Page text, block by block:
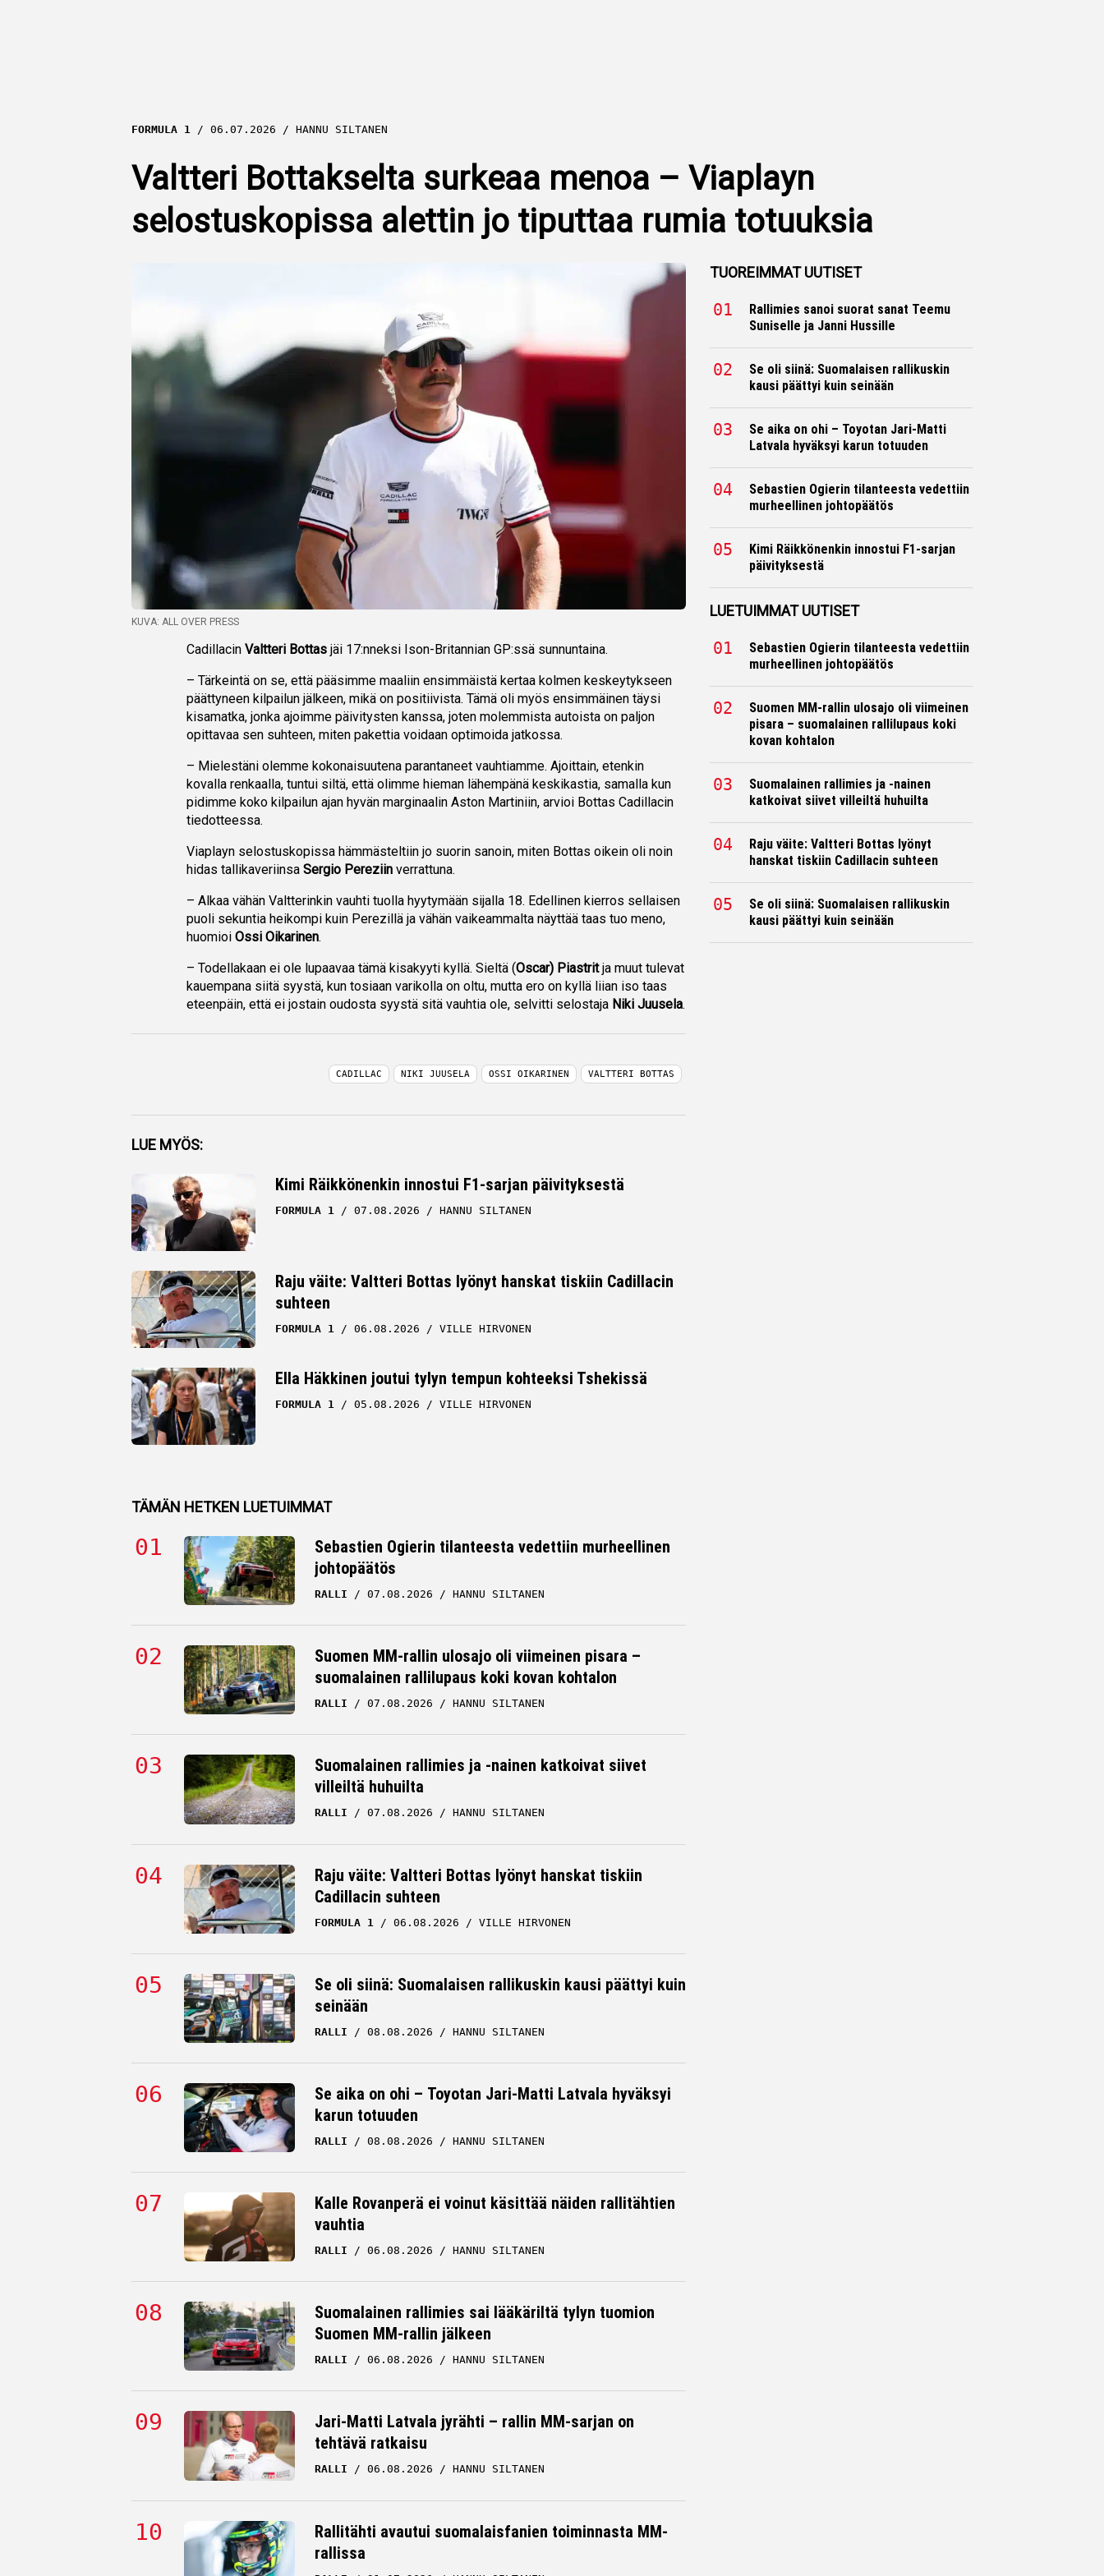
FORMULA 1 06.07.2026 HANNU SILTANEN
Valtteri Bottakselta surkeaa menoa – Viaplayn
selostuskopissa alettin jo tiputtaa rumia totuuksia
KUVA: ALL OVER PRESS
CadillacinValtteri Bottas jäi 17:nneksi Ison-Britannian GP:ssä sunnuntaina.
– Tärkeintä on se, että pääsimme maaliin ensimmäistä kertaa kolmen keskeytykseen
päättyneen kilpailun jälkeen, mikä on positiivista. Tämä oli myös ensimmäinen täysi
kisamatka, jonka ajoimme päivitysten kanssa, joten molemmista autoista on paljon
opittavaa sen suhteen, miten pakettia voidaan optimoida jatkossa.
– Mielestäni olemme kokonaisuutena parantaneet vauhtiamme. Ajoittain, etenkin
kovalla renkaalla, tuntui siltä, että olimme hieman lähempänä keskikastia, samalla kun
pidimme koko kilpailun ajan hyvän marginaalin Aston Martiniin, arvioi Bottas Cadillacin
tiedotteessa.
Viaplayn selostuskopissa hämmästeltiin jo suorin sanoin, miten Bottas oikein oli noin
hidas tallikaveriinsaSergio Pereziin verrattuna.
– Alkaa vähän Valtterinkin vauhti tuolla hyytymään sijalla 18. Edellinen kierros sellaisen
puoli sekuntia heikompi kuin Perezillä ja vähän vaikeammalta näyttää taas tuo meno,
huomioiOssi Oikarinen.
– Todellakaan ei ole lupaavaa tämä kisakyyti kyllä. Sieltä (Oscar) Piastritja muut tulevat
kauempana siitä syystä, kun tosiaan varikolla on oltu, mutta ero on kyllä liian iso taas
eteenpäin, että ei jostain oudosta syystä sitä vauhtia ole, selvitti selostaja Niki Juusela.
Facebook
Twitter
Whatsapp
CADILLAC NIKI JUUSELA OSSI OIKARINEN VALTTERI BOTTAS
LUE MYÖS:
Kimi Räikkönenkin innostui F1-sarjan päivityksestä
FORMULA 1 07.08.2026 HANNU SILTANEN
Raju väite: Valtteri Bottas lyönyt hanskat tiskiin Cadillacin
suhteen
FORMULA 1 06.08.2026 VILLE HIRVONEN
Ella Häkkinen joutui tylyn tempun kohteeksi Tshekissä
FORMULA 1 05.08.2026 VILLE HIRVONEN
TÄMÄN HETKEN LUETUIMMAT
Sebastien Ogierin tilanteesta vedettiin murheellinen
johtopäätös
RALLI 07.08.2026 HANNU SILTANEN
Suomen MM-rallin ulosajo oli viimeinen pisara –
suomalainen rallilupaus koki kovan kohtalon
RALLI 07.08.2026 HANNU SILTANEN
Suomalainen rallimies ja -nainen katkoivat siivet
villeiltä huhuilta
RALLI 07.08.2026 HANNU SILTANEN
Raju väite: Valtteri Bottas lyönyt hanskat tiskiin
Cadillacin suhteen
FORMULA 1 06.08.2026 VILLE HIRVONEN
Se oli siinä: Suomalaisen rallikuskin kausi päättyi kuin
seinään
RALLI 08.08.2026 HANNU SILTANEN
Se aika on ohi – Toyotan Jari-Matti Latvala hyväksyi
karun totuuden
RALLI 08.08.2026 HANNU SILTANEN
Kalle Rovanperä ei voinut käsittää näiden rallitähtien
vauhtia
RALLI 06.08.2026 HANNU SILTANEN
Suomalainen rallimies sai lääkäriltä tylyn tuomion
Suomen MM-rallin jälkeen
RALLI 06.08.2026 HANNU SILTANEN
Jari-Matti Latvala jyrähti – rallin MM-sarjan on
tehtävä ratkaisu
RALLI 06.08.2026 HANNU SILTANEN
Rallitähti avautui suomalaisfanien toiminnasta MM-
rallissa
TUOREIMMAT UUTISET
Rallimies sanoi suorat sanat Teemu
Suniselle ja Janni Hussille
Se oli siinä: Suomalaisen rallikuskin
kausi päättyi kuin seinään
Se aika on ohi – Toyotan Jari-Matti
Latvala hyväksyi karun totuuden
Sebastien Ogierin tilanteesta vedettiin
murheellinen johtopäätös
Kimi Räikkönenkin innostui F1-sarjan
päivityksestä
LUETUIMMAT UUTISET
Sebastien Ogierin tilanteesta vedettiin
murheellinen johtopäätös
Suomen MM-rallin ulosajo oli viimeinen
pisara – suomalainen rallilupaus koki
kovan kohtalon
Suomalainen rallimies ja -nainen
katkoivat siivet villeiltä huhuilta
Raju väite: Valtteri Bottas lyönyt
hanskat tiskiin Cadillacin suhteen
Se oli siinä: Suomalaisen rallikuskin
kausi päättyi kuin seinään